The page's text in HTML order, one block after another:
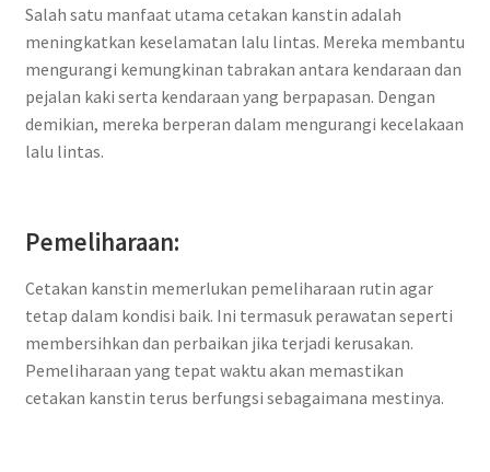
Salah satu manfaat utama cetakan kanstin adalah
meningkatkan keselamatan lalu lintas. Mereka membantu
mengurangi kemungkinan tabrakan antara kendaraan dan
pejalan kaki serta kendaraan yang berpapasan. Dengan
demikian, mereka berperan dalam mengurangi kecelakaan
lalu lintas.
Pemeliharaan:
Cetakan kanstin memerlukan pemeliharaan rutin agar
tetap dalam kondisi baik. Ini termasuk perawatan seperti
membersihkan dan perbaikan jika terjadi kerusakan.
Pemeliharaan yang tepat waktu akan memastikan
cetakan kanstin terus berfungsi sebagaimana mestinya.